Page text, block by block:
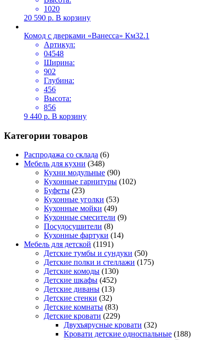
1020
20 590 р. В корзину
Комод с дверками «Ванесса» Км32.1
Артикул:
04548
Ширина:
902
Глубина:
456
Высота:
856
9 440 р. В корзину
Категории товаров
Распродажа со склада (6)
Мебель для кухни (348)
Кухни модульные (90)
Кухонные гарнитуры (102)
Буфеты (23)
Кухонные уголки (53)
Кухонные мойки (49)
Кухонные смесители (9)
Посудосушители (8)
Кухонные фартуки (14)
Мебель для детской (1191)
Детские тумбы и сундуки (50)
Детские полки и стеллажи (175)
Детские комоды (130)
Детские шкафы (452)
Детские диваны (13)
Детские стенки (32)
Детские комнаты (83)
Детские кровати (229)
Двухъярусные кровати (32)
Кровати детские односпальные (188)